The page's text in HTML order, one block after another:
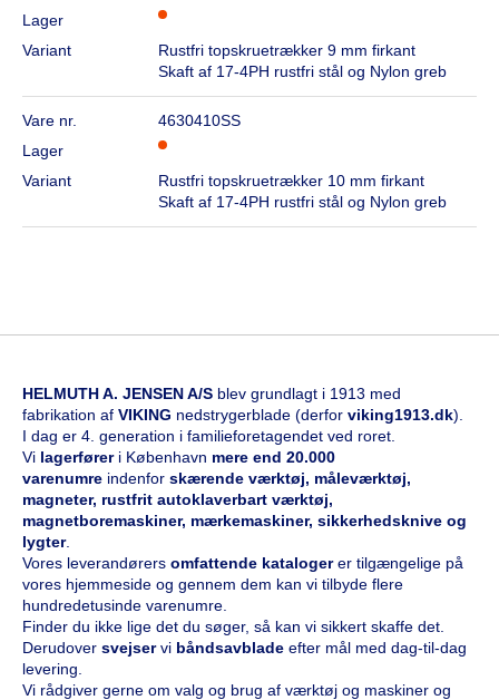
Lager
Variant
Rustfri topskruetrækker 9 mm firkant
Skaft af 17-4PH rustfri stål og Nylon greb
Vare nr.
4630410SS
Lager
Variant
Rustfri topskruetrækker 10 mm firkant
Skaft af 17-4PH rustfri stål og Nylon greb
HELMUTH A. JENSEN A/S blev grundlagt i 1913 med
fabrikation af VIKING nedstrygerblade (derfor viking1913.dk).
I dag er 4. generation i familieforetagendet ved roret.
Vi lagerfører i København mere end 20.000
varenumre indenfor skærende værktøj, måleværktøj,
magneter, rustfrit autoklaverbart værktøj,
magnetboremaskiner, mærkemaskiner, sikkerhedsknive og
lygter.
Vores leverandørers omfattende katalogerer tilgængelige på
vores hjemmeside og gennem dem kan vi tilbyde flere
hundredetusinde varenumre.
Finder du ikke lige det du søger, så kan vi sikkert skaffe det.
Derudover svejservi båndsavblade efter mål med dag-til-dag
levering.
Vi rådgiver gerne om valg og brug af værktøj og maskiner og